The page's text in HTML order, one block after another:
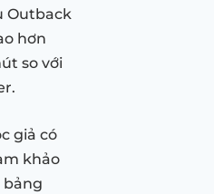
Outback
hơn
so với
giả có
khảo
bảng